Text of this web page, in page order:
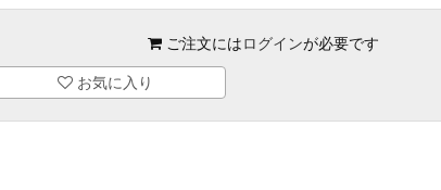
ご注文にはログインが必要です
お気に入り